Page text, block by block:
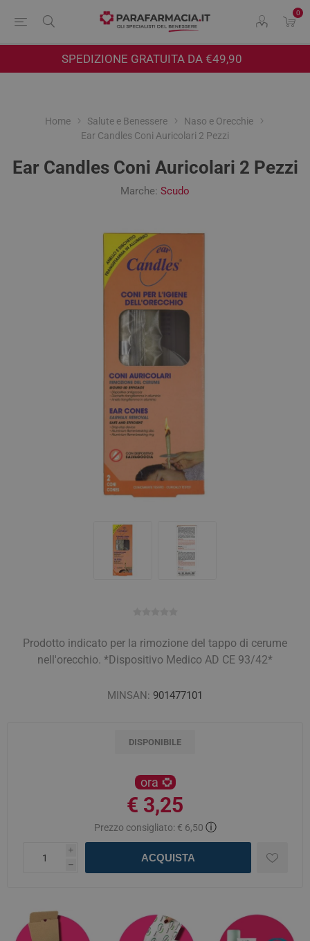
0
SPEDIZIONE GRATUITA DA €49,90
Home Salute e Benessere
Naso e Orecchie
Ear Candles Coni Auricolari 2 Pezzi
Ear Candles Coni Auricolari 2 Pezzi
Marche: Scudo
Prodotto indicato per la rimozione del tappo di cerume
nell'orecchio. *Dispositivo Medico AD CE 93/42*
MINSAN: 901477101
DISPONIBILE
ora
€ 3,25
Prezzo consigliato: € 6,50 ⓘ
i
h
ACQUISTA